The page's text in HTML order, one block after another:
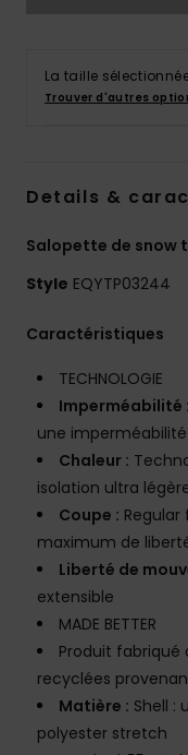
La taille
Trouver d'autres
Details &
Salopette de snow
Style EQYTP03244
Caractéristiques
TECHNOLOGIE
Imperméabilité :
une
Chaleur :
isolation ultra
Coupe :
maximum de
Liberté de
extensible
MADE BETTER
Produit fabriqué
recyclées
Matière : Shell :
polyester stretch